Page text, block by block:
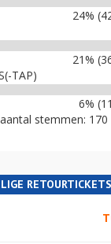
24%
21%
TAP)
6%
stemmen: 170
RETOURTICKETS